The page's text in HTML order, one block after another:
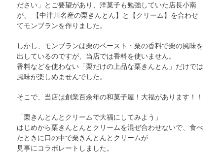
ださい」とご要望があり、洋菓子も勉強していた店長小南
が、 【中津川名産の栗きんとん】と【クリーム】を合わせ
てモンブランを作りました。
しかし、モンブランは栗のペースト・栗の香料で栗の風味を
出しているのですが、当店では香料を使いません。
香料などを使わない「栗だけの上品な栗きんとん」だけでは
風味が楽しめませんでした。
そこで、当店は創業百余年の和菓子屋！大福があります！！
「栗きんとんとクリームで大福にしてみよう」
はじめから栗きんとんとクリームを混ぜ合わせないで、食べ
たときに口の中で栗きんとんとクリームが
見事にコラボレートしました。